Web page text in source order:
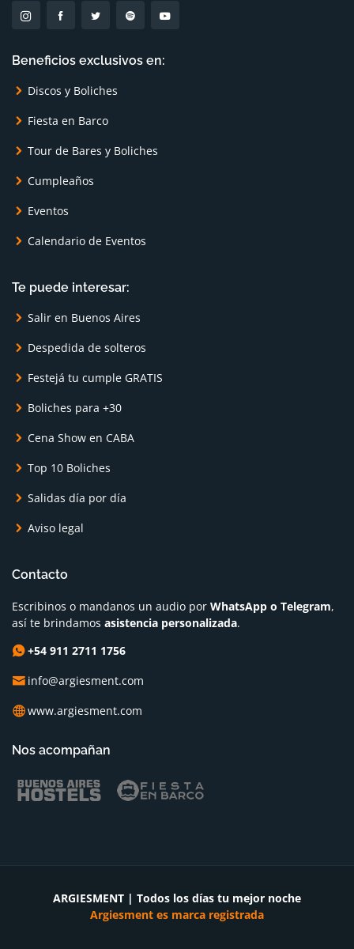
Beneficios exclusivos en:
Discos y Boliches
Fiesta en Barco
Tour de Bares y Boliches
Cumpleaños
Eventos
Calendario de Eventos
Te puede interesar:
Salir en Buenos Aires
Despedida de solteros
Festejá tu cumple GRATIS
Boliches para +30
Cena Show en CABA
Top 10 Boliches
Salidas día por día
Aviso legal
Contacto
Escribinos o mandanos un audio por WhatsApp o Telegram,
así te brindamos asistencia personalizada.
+54 911 2711 1756
info@argiesment.com
www.argiesment.com
Nos acompañan
ARGIESMENT | Todos los días tu mejor noche
Argiesment es marca registrada